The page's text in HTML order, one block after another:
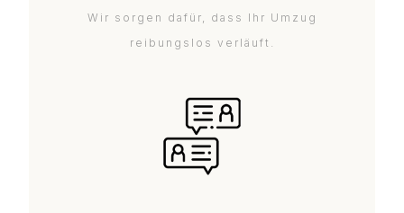
Wir sorgen dafür, dass Ihr Umzug
reibungslos verläuft.